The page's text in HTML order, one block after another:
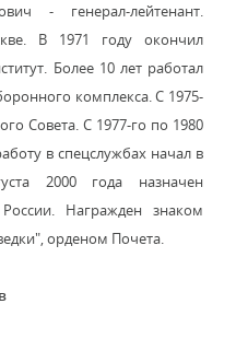
- генерал-лейтенант.
В 1971 году окончил
Более 10 лет работал
комплекса. С 1975-
Совета. С 1977-го по 1980
в спецслужбах начал в
2000 года назначен
Награжден знаком
орденом Почета.